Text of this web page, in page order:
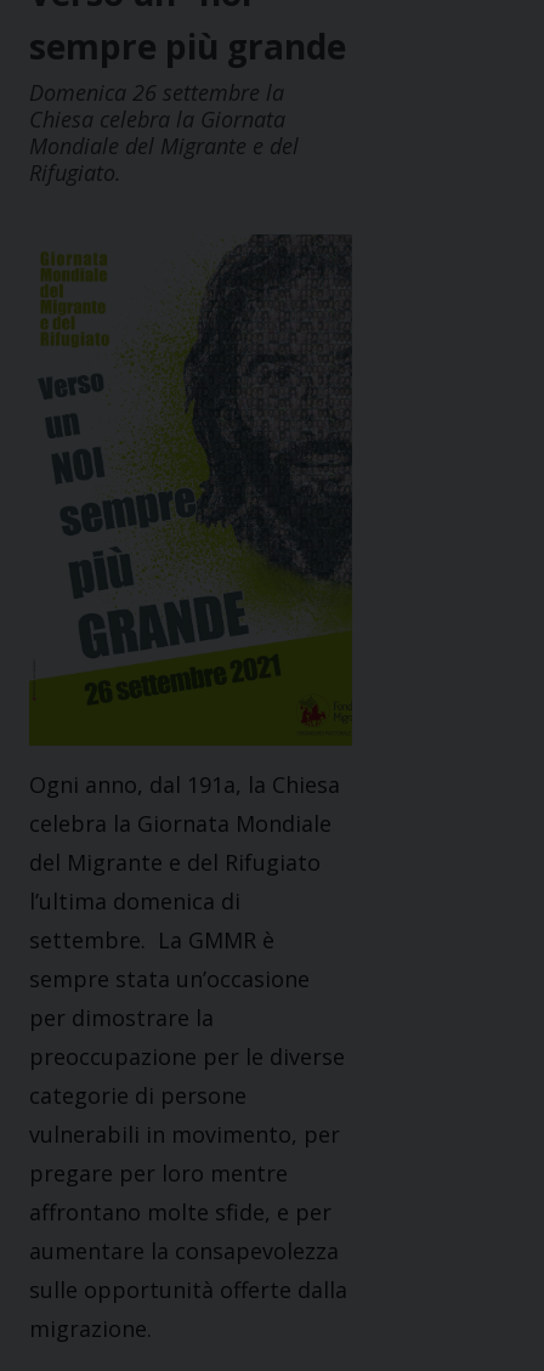
sempre più grande
Domenica 26 settembre la
Chiesa celebra la Giornata
Mondiale del Migrante e del
Rifugiato.
Ogni anno, dal 191a, la Chiesa
celebra la Giornata Mondiale
del Migrante e del Rifugiato
l’ultima domenica di
settembre. La GMMR è
sempre stata un’occasione
per dimostrare la
preoccupazione per le diverse
categorie di persone
vulnerabili in movimento, per
pregare per loro mentre
affrontano molte sfide, e per
aumentare la consapevolezza
sulle opportunità offerte dalla
migrazione.